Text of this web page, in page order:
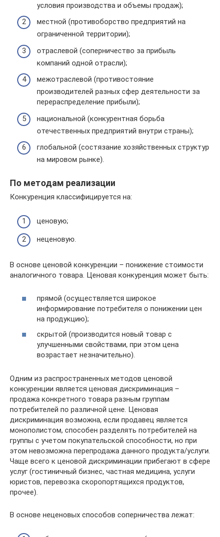
условия производства и объемы продаж);
местной (противоборство предприятий на
ограниченной территории);
отраслевой (соперничество за прибыль
компаний одной отрасли);
межотраслевой (противостояние
производителей разных сфер деятельности за
перераспределение прибыли);
национальной (конкурентная борьба
отечественных предприятий внутри страны);
глобальной (состязание хозяйственных структур
на мировом рынке).
По методам реализации
Конкуренция классифицируется на:
ценовую;
неценовую.
В основе ценовой конкуренции – понижение стоимости
аналогичного товара. Ценовая конкуренция может быть:
прямой (осуществляется широкое
информирование потребителя о понижении цен
на продукцию);
скрытой (производится новый товар с
улучшенными свойствами, при этом цена
возрастает незначительно).
Одним из распространенных методов ценовой
конкуренции является ценовая дискриминация –
продажа конкретного товара разным группам
потребителей по различной цене. Ценовая
дискриминация возможна, если продавец является
монополистом, способен разделять потребителей на
группы с учетом покупательской способности, но при
этом невозможна перепродажа данного продукта/услуги.
Чаще всего к ценовой дискриминации прибегают в сфере
услуг (гостиничный бизнес, частная медицина, услуги
юристов, перевозка скоропортящихся продуктов,
прочее).
В основе неценовых способов соперничества лежат: